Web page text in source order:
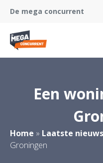
De mega concurrent
Een
Home » Laatste nieuws
Groningen